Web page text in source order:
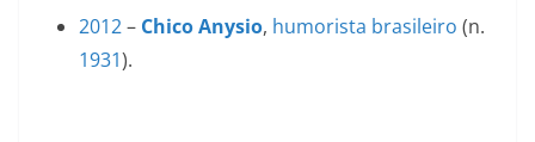
2012– Chico Anysio, humorista brasileiro (n.
1931).